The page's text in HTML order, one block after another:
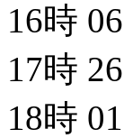
16時 06
17時 26
18時 01